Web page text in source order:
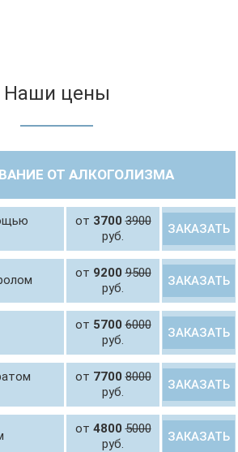
Наши цены
ОТ АЛКОГОЛИЗМА
от 37003900
руб.
ЗАКАЗАТЬ
от 92009500
руб.
ЗАКАЗАТЬ
от 57006000
руб.
ЗАКАЗАТЬ
от 77008000
руб.
ЗАКАЗАТЬ
от 48005000
руб.
ЗАКАЗАТЬ